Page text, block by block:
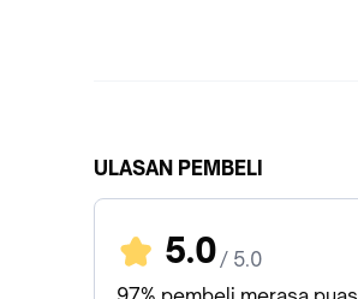
ULASAN PEMBELI
5.0 / 5.0